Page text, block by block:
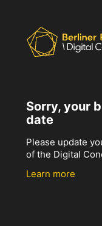
Sorry, your
date
Please update
of the Digital
Learn more